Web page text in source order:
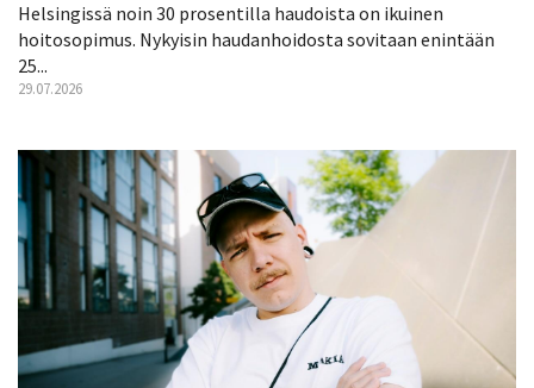
Helsingissä noin 30 prosentilla haudoista on ikuinen
hoitosopimus. Nykyisin haudanhoidosta sovitaan enintään
25...
29.07.2026